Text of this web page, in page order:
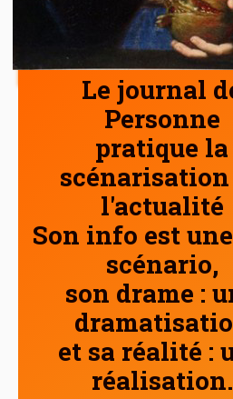
Le journal
Personne
pratique la
scénarisation
l'actualité
Son info est
scénario,
son drame :
et sa réalité :
réalisation.